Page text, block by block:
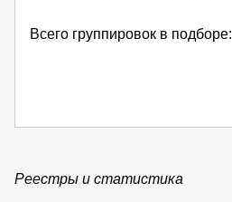
Всего группировок в подборе:
Реестры и статистика